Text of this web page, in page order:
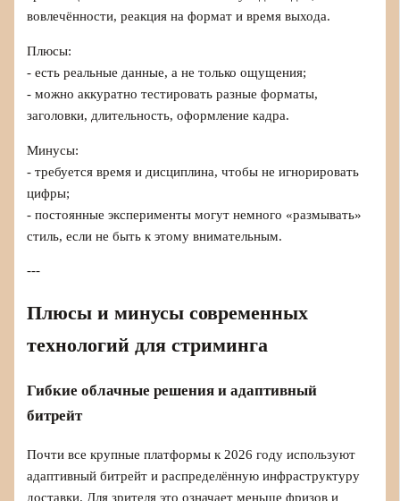
вовлечённости, реакция на формат и время выхода.
Плюсы:
- есть реальные данные, а не только ощущения;
- можно аккуратно тестировать разные форматы,
заголовки, длительность, оформление кадра.
Минусы:
- требуется время и дисциплина, чтобы не игнорировать
цифры;
- постоянные эксперименты могут немного «размывать»
стиль, если не быть к этому внимательным.
---
Плюсы и минусы современных
технологий для стриминга
Гибкие облачные решения и адаптивный
битрейт
Почти все крупные платформы к 2026 году используют
адаптивный битрейт и распределённую инфраструктуру
доставки. Для зрителя это означает меньше фризов и